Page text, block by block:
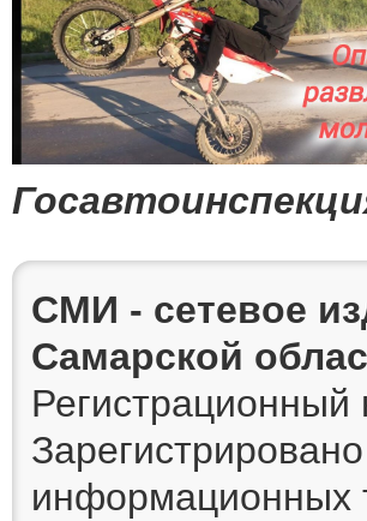
СМИ - сетевое
Самарской
информационных